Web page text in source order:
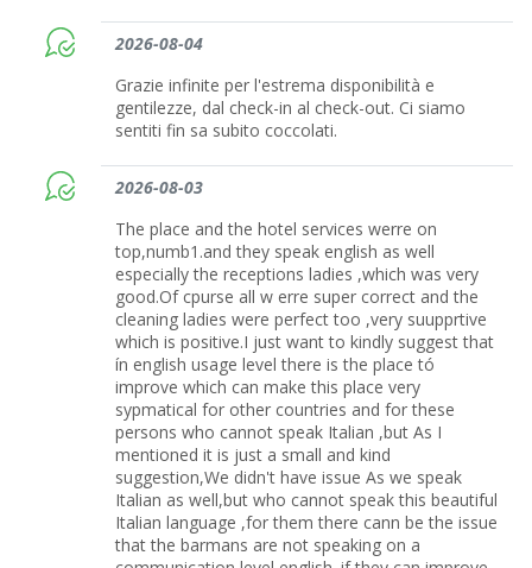
2026-08-04
Grazie infinite per l'estrema disponibilità e
gentilezze, dal check-in al check-out. Ci siamo
sentiti fin sa subito coccolati.
2026-08-03
The place and the hotel services werre on
top,numb1.and they speak english as well
especially the receptions ladies ,which was very
good.Of cpurse all w erre super correct and the
cleaning ladies were perfect too ,very suupprtive
which is positive.I just want to kindly suggest that
ín english usage level there is the place tó
improve which can make this place very
sypmatical for other countries and for these
persons who cannot speak Italian ,but As I
mentioned it is just a small and kind
suggestion,We didn't have issue As we speak
Italian as well,but who cannot speak this beautiful
Italian language ,for them there cann be the issue
that the barmans are not speaking on a